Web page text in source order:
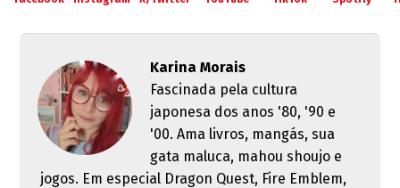
Karina Morais
Fascinada pela cultura
japonesa dos anos '80, '90 e
'00. Ama livros, mangás, sua
gata maluca, mahou shoujo e
jogos. Em especial Dragon Quest, Fire Emblem,